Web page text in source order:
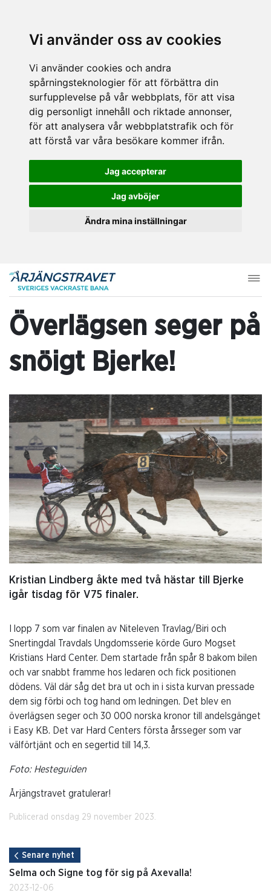
Vi använder oss av cookies
Vi använder cookies och andra
spårningsteknologier för att förbättra din
surfupplevelse på vår webbplats, för att visa
dig personligt innehåll och riktade annonser,
för att analysera vår webbplatstrafik och för
att förstå var våra besökare kommer ifrån.
Jag accepterar
Jag avböjer
Ändra mina inställningar
Överlägsen seger på
snöigt Bjerke!
Kristian Lindberg åkte med två hästar till Bjerke
igår tisdag för V75 finaler.
I lopp 7 som var finalen av Niteleven Travlag/Biri och
Snertingdal Travdals Ungdomsserie körde Guro Mogset
Kristians Hard Center. Dem startade från spår 8 bakom bilen
och var snabbt framme hos ledaren och fick positionen
dödens. Väl där såg det bra ut och in i sista kurvan pressade
dem sig förbi och tog hand om ledningen. Det blev en
överlägsen seger och 30 000 norska kronor till andelsgänget
i Easy KB. Det var Hard Centers första årsseger som var
välförtjänt och en segertid till 14,3.
Foto: Hesteguiden
Årjängstravet gratulerar!
Publicerad onsdag 29 november 2023.
Senare nyhet
Selma och Signe tog för sig på Axevalla!
2023-12-06